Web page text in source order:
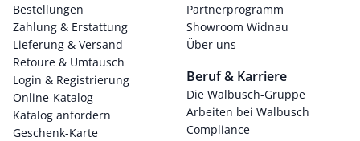
Bestellungen
Zahlung & Erstattung
Lieferung & Versand
Retoure & Umtausch
Login & Registrierung
Online-Katalog
Katalog anfordern
Geschenk-Karte
Partnerprogramm
Showroom Widnau
Über uns
Beruf & Karriere
Die Walbusch-Gruppe
Arbeiten bei Walbusch
Compliance